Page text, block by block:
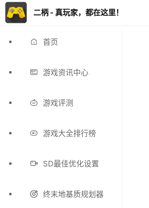
二柄 - 真玩家，都在这里！
首页
游戏资讯中心
游戏评测
游戏大全排行榜
SD最佳优化设置
终末地基质规划器